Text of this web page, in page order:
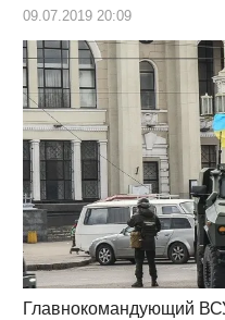
09.07.2019 20:09
Главнокомандующий